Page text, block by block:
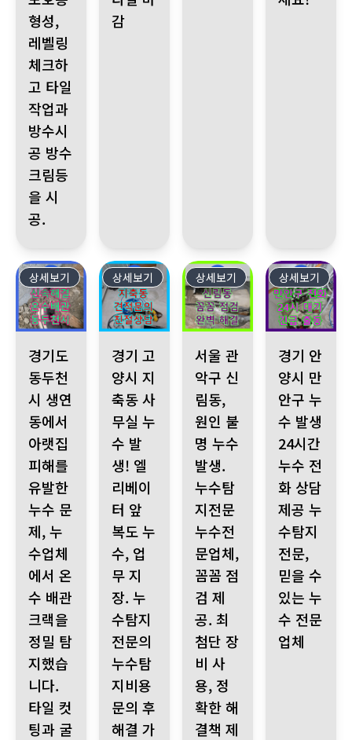
형성,
레벨링
체크하
고 타일
작업과
방수시
공 방수
크림등
을 시
공.
감
60
상세보기
경기도
동두천
시 생연
동에서
아랫집
피해를
유발한
누수 문
제, 누
수업체
에서 온
수 배관
크랙을
정밀 탐
지했습
니다.
타일 컷
팅과 굴
59
상세보기
경기 고
양시 지
축동 사
무실 누
수 발
생! 엘
리베이
터 앞
복도 누
수, 업
무 지
장. 누
수탐지
전문의
누수탐
지비용
문의 후
해결 가
58
상세보기
서울 관
악구 신
림동,
원인 불
명 누수
발생.
누수탐
지전문
누수전
문업체,
꼼꼼 점
검 제
공. 최
첨단 장
비 사
용, 정
확한 해
결책 제
57
상세보기
경기 안
양시 만
안구 누
수 발생
24시간
누수 전
화 상담
제공 누
수탐지
전문,
믿을 수
있는 누
수 전문
업체